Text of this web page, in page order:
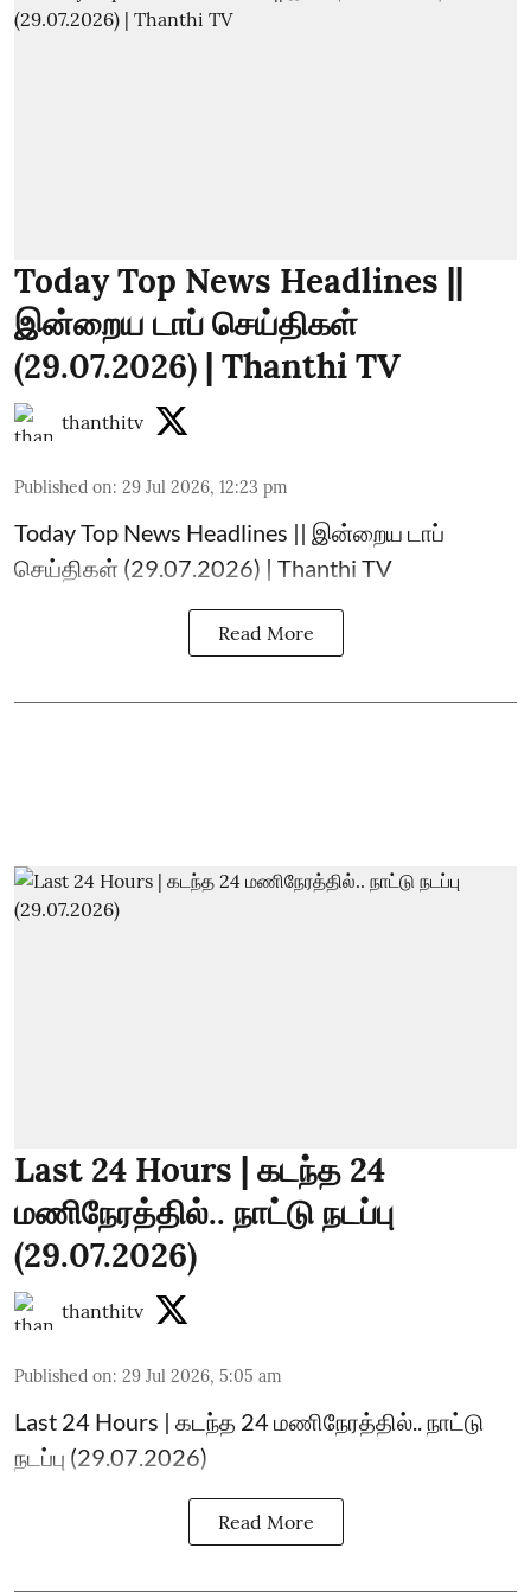
Today Top News Headlines ||
இன்றைய டாப் செய்திகள்
(29.07.2026) | Thanthi TV
thanthitv
Published on: 29 Jul 2026, 12:23 pm
Today Top News Headlines || இன்றைய டாப்
செய்திகள் (29.07.2026) | Thanthi TV
Read More
Last 24 Hours | கடந்த 24
மணிநேரத்தில்.. நாட்டு நடப்பு
(29.07.2026)
thanthitv
Published on: 29 Jul 2026, 5:05 am
Last 24 Hours | கடந்த 24 மணிநேரத்தில்.. நாட்டு
நடப்பு (29.07.2026)
Read More